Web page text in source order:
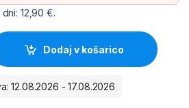
12,90 €.
LED količina
Dodaj v košarico
12.08.2026 - 17.08.2026